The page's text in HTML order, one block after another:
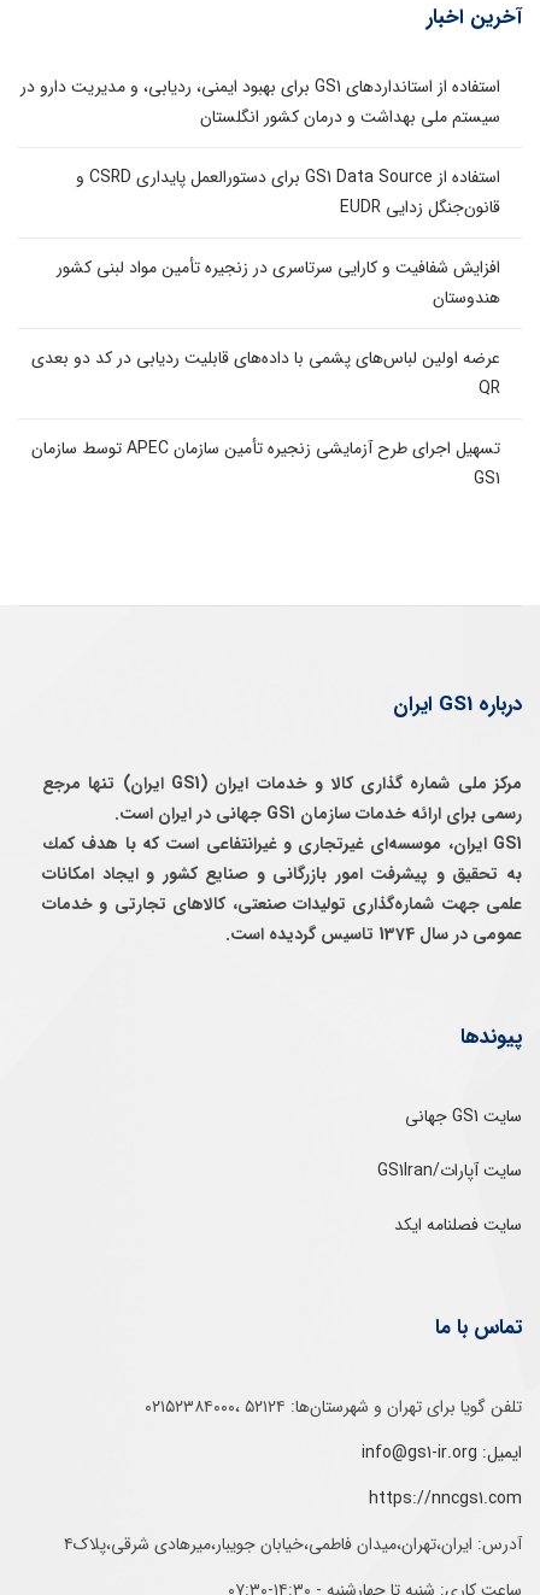
آخرین اخبار
استفاده از استانداردهای GS1 برای بهبود ایمنی، ردیابی، و مدیریت دارو در
سیستم ملی بهداشت و درمان کشور انگلستان
استفاده از GS1 Data Source برای دستورالعمل پایداری CSRD و
قانون‌جنگل زدایی EUDR
افزایش شفافیت و کارایی سرتاسری در زنجیره تأمین مواد لبنی کشور
هندوستان
عرضه اولین لباس‌های پشمی با داده‌های قابلیت ردیابی در کد دو بعدی
QR
تسهیل اجرای طرح آزمایشی زنجیره تأمین سازمان APEC توسط سازمان
GS1
درباره GS1 ایران
مرکز ملی شماره گذاری کالا و خدمات ایران (GS1 ایران) تنها مرجع
رسمی برای ارائه خدمات سازمان GS1 جهانی در ایران است.
GS1 ایران، موسسه‌ای غيرتجاری و غيرانتفاعی است كه با هدف كمك
به تحقيق و پيشرفت امور بازرگانی و صنايع كشور و ايجاد امكانات
علمی جهت شماره‌گذاری توليدات صنعتی، كالاهای تجارتی و خدمات
عمومی در سال 1374 تاسيس گرديده است.
پیوندها
سایت GS1 جهانی
سایت آپارات/GS1Iran
سایت فصلنامه ایکد
تماس با ما
تلفن‌ گویا برای‌ تهران‌‌ و‌ شهرستان‌ها:‌ ۵۲۱۲۴ ،۰۲۱۵۲۳۸۴۰۰۰
ایمیل: info@gs1-ir.org
https://nncgs1.com
آدرس: ایران،تهران،میدان فاطمی،خیابان جویبار،میرهادی شرقی،پلاک۴